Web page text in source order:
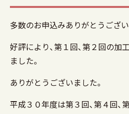
多数のお申込みありがとうござい
好評により、第１回、第２回の加
ました。
ありがとうございました。
平成３０年度は第３回、第４回、